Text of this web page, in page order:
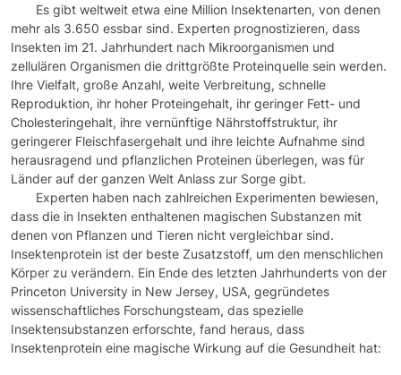
Es gibt weltweit etwa eine Million Insektenarten, von denen
mehr als 3.650 essbar sind. Experten prognostizieren, dass
Insekten im 21. Jahrhundert nach Mikroorganismen und
zellulären Organismen die drittgrößte Proteinquelle sein werden.
Ihre Vielfalt, große Anzahl, weite Verbreitung, schnelle
Reproduktion, ihr hoher Proteingehalt, ihr geringer Fett- und
Cholesteringehalt, ihre vernünftige Nährstoffstruktur, ihr
geringerer Fleischfasergehalt und ihre leichte Aufnahme sind
herausragend und pflanzlichen Proteinen überlegen, was für
Länder auf der ganzen Welt Anlass zur Sorge gibt.
Experten haben nach zahlreichen Experimenten bewiesen,
dass die in Insekten enthaltenen magischen Substanzen mit
denen von Pflanzen und Tieren nicht vergleichbar sind.
Insektenprotein ist der beste Zusatzstoff, um den menschlichen
Körper zu verändern. Ein Ende des letzten Jahrhunderts von der
Princeton University in New Jersey, USA, gegründetes
wissenschaftliches Forschungsteam, das spezielle
Insektensubstanzen erforschte, fand heraus, dass
Insektenprotein eine magische Wirkung auf die Gesundheit hat: